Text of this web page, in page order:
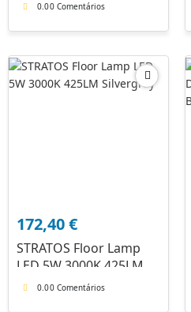
0.00 Comentários
172,40€
STRATOS Floor Lamp
LED 5W 3000K 425LM
Silvergrey
0.00 Comentários